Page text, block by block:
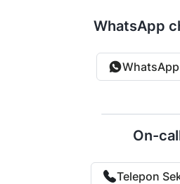
WhatsApp
On-
Telepon